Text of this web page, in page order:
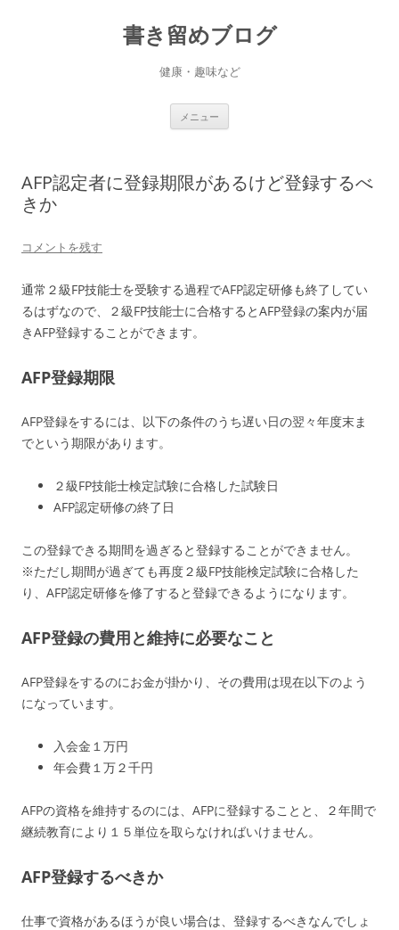
書き留めブログ
健康・趣味など
メニュー
へ
ス
キ
AFP認定者に登録期限があるけど登録するべ
きか
コメントを残す
通常２級FP技能士を受験する過程でAFP認定研修も終了してい
るはずなので、２級FP技能士に合格するとAFP登録の案内が届
きAFP登録することができます。
AFP登録期限
AFP登録をするには、以下の条件のうち遅い日の翌々年度末ま
でという期限があります。
２級FP技能士検定試験に合格した試験日
AFP認定研修の終了日
この登録できる期間を過ぎると登録することができません。
※ただし期間が過ぎても再度２級FP技能検定試験に合格した
り、AFP認定研修を修了すると登録できるようになります。
AFP登録の費用と維持に必要なこと
AFP登録をするのにお金が掛かり、その費用は現在以下のよう
になっています。
入会金１万円
年会費１万２千円
AFPの資格を維持するのには、AFPに登録することと、２年間で
継続教育により１５単位を取らなければいけません。
AFP登録するべきか
仕事で資格があるほうが良い場合は、登録するべきなんでしょ